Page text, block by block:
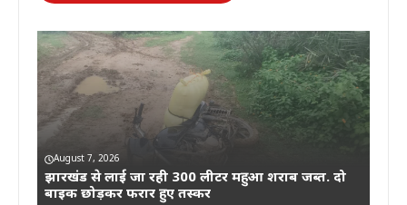
August 7, 2026
झारखंड से लाई जा रही 300 लीटर महुआ शराब जब्त. दो
बाइक छोड़कर फरार हुए तस्कर